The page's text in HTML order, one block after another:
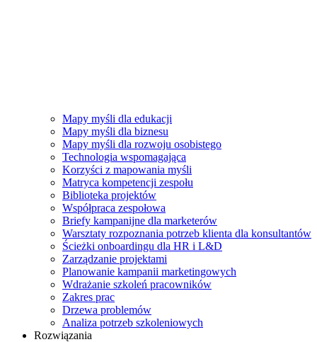
Mapy myśli dla edukacji
Mapy myśli dla biznesu
Mapy myśli dla rozwoju osobistego
Technologia wspomagająca
Korzyści z mapowania myśli
Matryca kompetencji zespołu
Biblioteka projektów
Współpraca zespołowa
Briefy kampanijne dla marketerów
Warsztaty rozpoznania potrzeb klienta dla konsultantów
Ścieżki onboardingu dla HR i L&D
Zarządzanie projektami
Planowanie kampanii marketingowych
Wdrażanie szkoleń pracowników
Zakres prac
Drzewa problemów
Analiza potrzeb szkoleniowych
Rozwiązania